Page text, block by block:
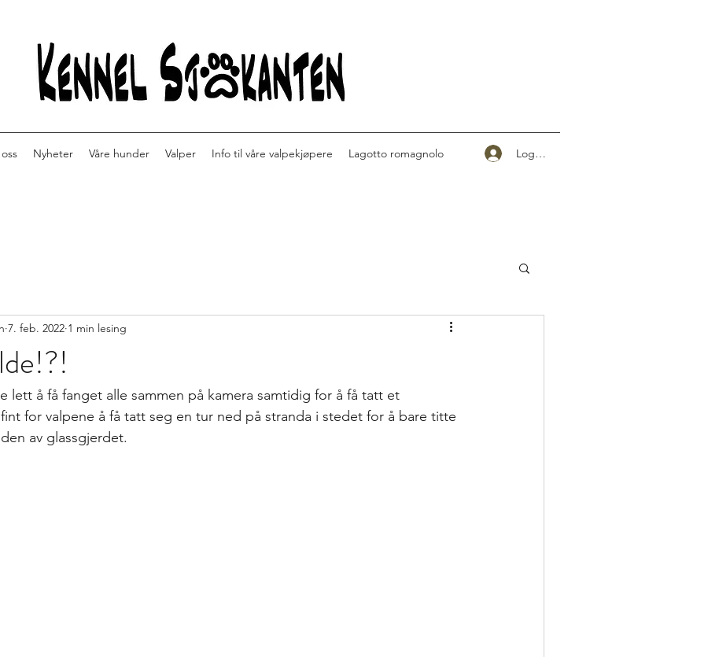
Nyheter Våre hunder Valper Info til våre valpekjøpere Lagotto romagnolo Logg inn
7. feb. 2022 1 min lesing
lett å få fanget alle sammen på kamera samtidig for å få tatt et
for valpene å få tatt seg en tur ned på stranda i stedet for å bare titte
av glassgjerdet.